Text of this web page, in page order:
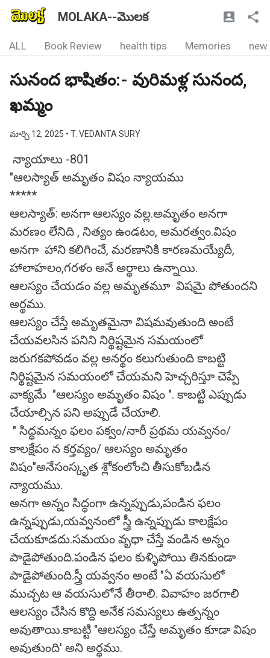
MOLAKA--మొలక
ALL Book Review health tips Memories new
సునంద భాషితం:- వురిమళ్ల సునంద,
ఖమ్మం
మార్చి 12, 2025 • T. VEDANTA SURY
న్యాయాలు -801
"ఆలస్యాత్ అమృతం విషం న్యాయము
*****
ఆలస్యాత్: అనగా ఆలస్యం వల్ల.అమృతం అనగా
మరణం లేనిది , నిత్యం ఉండటం, అమరత్వం.విషం
అనగా హాని కలిగించే, మరణానికి కారణమయ్యేదీ,
హాలాహలం,గరళం అనే అర్థాలు ఉన్నాయి.
ఆలస్యం చేయడం వల్ల అమృతమూ విషమై పోతుందని
అర్థము.
ఆలస్యం చేస్తే అమృతమైనా విషమవుతుంది అంటే
చేయవలసిన పనిని నిర్థిష్టమైన సమయంలో
జరుగకపోవడం వల్ల అనర్థం కలుగుతుంది కాబట్టి
నిర్థిష్టమైన సమయంలో చేయమని హెచ్చరిస్తూ చెప్పే
వాక్యమే "ఆలస్యం అమృతం విషం ". కాబట్టి ఎప్పుడు
చేయాల్సిన పని అప్పుడే చేయాలి.
" సిద్ధమన్నం ఫలం పక్వం/నారీ ప్రథమ యవ్వనం/
కాలక్షేపం న కర్తవ్యం/ ఆలస్యం అమృతం
విషం"అనేసంస్కృత శ్లోకంలోంచి తీసుకోబడిన
న్యాయము.
అనగా అన్నం సిద్ధంగా ఉన్నప్పుడు,పండిన ఫలం
ఉన్నప్పుడు,యవ్వనంలో స్త్రీ ఉన్నప్పుడు కాలక్షేపం
చేయకూడదు.సమయం వృధా చేస్తే వండిన అన్నం
పాడైపోతుంది.పండిన ఫలం కుళ్ళిపోయి తినకుండా
పాడైపోతుంది.స్త్రీ యవ్వనం అంటే "ఏ వయసులో
ముచ్చట ఆ వయసులోనే తీరాలి. వివాహం జరగాలి
ఆలస్యం చేసిన కొద్ది అనేక సమస్యలు ఉత్పన్నం
అవుతాయి.కాబట్టి "ఆలస్యం చేస్తే అమృతం కూడా విషం
అవుతుంది' అని అర్థము.